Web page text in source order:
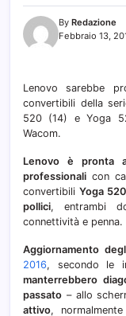
By Redazione
Febbraio 13,
Lenovo sarebbe
convertibili della
520 (14) e Yoga
Wacom.
Lenovo è pronta
professionali con
convertibili Yoga
pollici, entrambi
connettività e penna.
Aggiornamento
2016, secondo le
manterrebbero
passato – allo
attivo,